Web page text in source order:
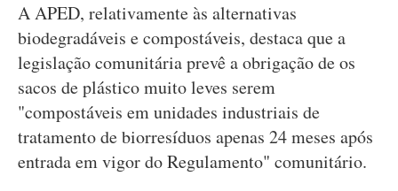
A APED, relativamente às alternativas
biodegradáveis e compostáveis, destaca que a
legislação comunitária prevê a obrigação de os
sacos de plástico muito leves serem
"compostáveis em unidades industriais de
tratamento de biorresíduos apenas 24 meses após
entrada em vigor do Regulamento" comunitário.